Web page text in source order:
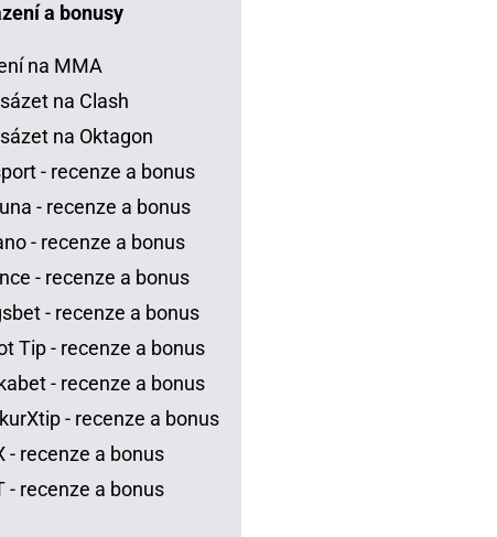
a bonusy
na MMA
na Clash
na Oktagon
- recenze a bonus
- recenze a bonus
- recenze a bonus
- recenze a bonus
- recenze a bonus
Tip - recenze a bonus
- recenze a bonus
- recenze a bonus
- recenze a bonus
- recenze a bonus